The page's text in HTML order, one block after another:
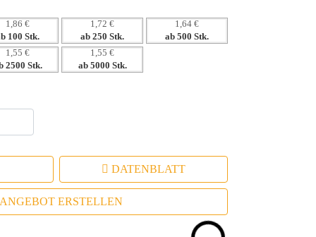
1,86 €
100 Stk.
1,72 €
ab 250 Stk.
1,64 €
ab 500 Stk.
1,55 €
2500 Stk.
1,55 €
ab 5000 Stk.
DATENBLATT
ANGEBOT ERSTELLEN